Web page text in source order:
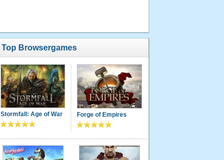
Top Browsergames
Stormfall: Age of War Forge of Empires